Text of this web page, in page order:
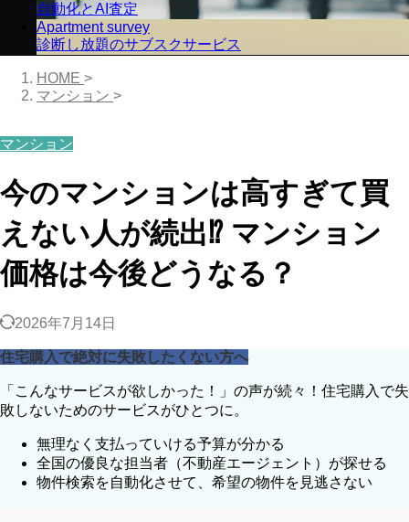
自動化とAI査定
Apartment survey
診断し放題のサブスクサービス
HOME >
マンション >
マンション
今のマンションは高すぎて買
えない人が続出⁉︎ マンション
価格は今後どうなる？
2026年7月14日
住宅購入で絶対に失敗したくない方へ
「こんなサービスが欲しかった！」の声が続々！住宅購入で失
敗しないためのサービスがひとつに。
無理なく支払っていける予算が分かる
全国の優良な担当者 （不動産エージェント）が探せる
物件検索を自動化させて、 希望の物件を見逃さない